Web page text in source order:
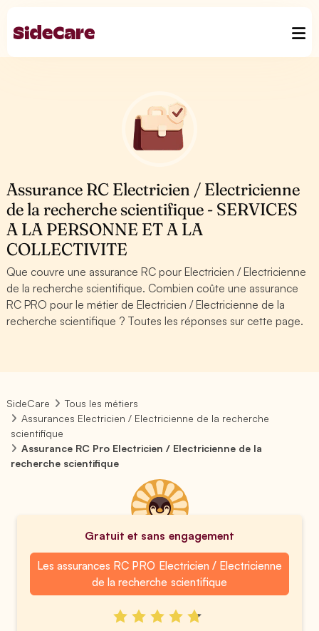
Assurance RC Electricien / Electricienne
de la recherche scientifique - SERVICES
A LA PERSONNE ET A LA
COLLECTIVITE
Que couvre une assurance RC pour Electricien / Electricienne
de la recherche scientifique. Combien coûte une assurance
RC PRO pour le métier de Electricien / Electricienne de la
recherche scientifique ? Toutes les réponses sur cette page.
SideCare
Tous les métiers
Assurances Electricien / Electricienne de la recherche
scientifique
Assurance RC Pro Electricien / Electricienne de la
recherche scientifique
Gratuit et sans engagement
Les assurances RC PRO Electricien / Electricienne
de la recherche scientifique